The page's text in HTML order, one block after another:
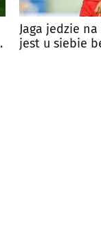
Jaga jedzie
jest u siebie